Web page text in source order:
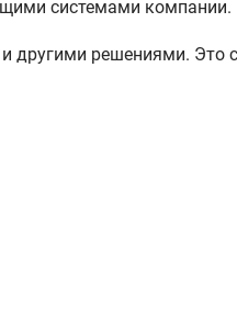
системами компании.
другими решениями. Это